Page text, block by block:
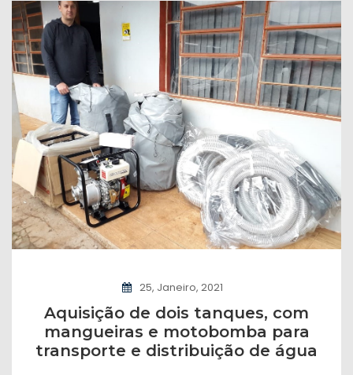
25, Janeiro, 2021
Aquisição de dois tanques, com
mangueiras e motobomba para
transporte e distribuição de água